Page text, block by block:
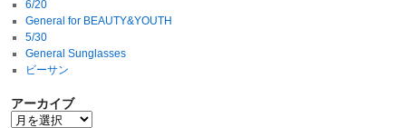
6/20
General for BEAUTY&YOUTH
5/30
General Sunglasses
ビーサン
アーカイブ